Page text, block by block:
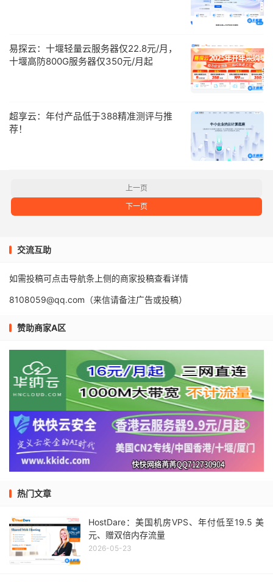
易探云：十堰轻量云服务器仅22.8元/月，
十堰高防800G服务器仅350元/月起
超享云：年付产品低于388精准测评与推
荐！
上一页
下一页
交流互助
如需投稿可点击导航条上侧的商家投稿查看详情
8108059@qq.com（来信请备注广告或投稿）
赞助商家A区
热门文章
HostDare：美国机房VPS、年付低至19.5 美
元、赠双倍内存流量
2026-05-23